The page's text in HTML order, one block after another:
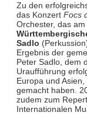
Zu den
das Konzert Focs
Orchester, das
Sadlo
Ergebnis der
Peter Sadlo, dem
Uraufführung
Europa und
gemacht haben.
zudem zum
Internationalen